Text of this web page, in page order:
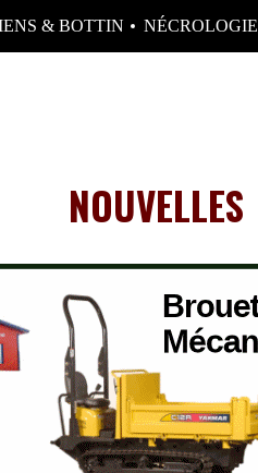
& BOTTIN NÉCROLOGIE
NOUVELLES